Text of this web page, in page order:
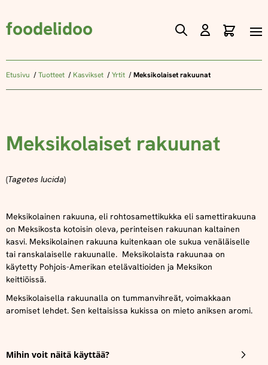
foodelidoo
Skip
Content
Etusivu Tuotteet Kasvikset Yrtit Meksikolaiset rakuunat
Meksikolaiset rakuunat
(Tagetes lucida)
Meksikolainen rakuuna, eli rohtosamettikukka eli samettirakuuna
on Meksikosta kotoisin oleva, perinteisen rakuunan kaltainen
kasvi. Meksikolainen rakuuna kuitenkaan ole sukua venäläiselle
tai ranskalaiselle rakuunalle. Meksikolaista rakuunaa on
käytetty Pohjois-Amerikan etelävaltioiden ja Meksikon
keittiöissä.
Meksikolaisella rakuunalla on tummanvihreät, voimakkaan
aromiset lehdet. Sen keltaisissa kukissa on mieto aniksen aromi.
Mihin voit näitä käyttää?